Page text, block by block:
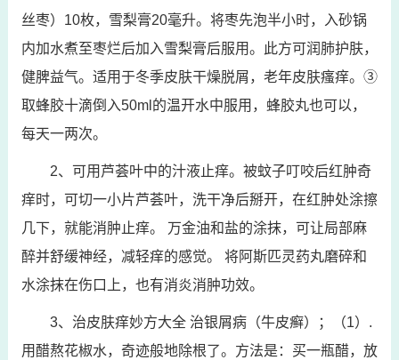
丝枣）10枚，雪梨膏20毫升。将枣先泡半小时，入砂锅
内加水煮至枣烂后加入雪梨膏后服用。此方可润肺护肤，
健脾益气。适用于冬季皮肤干燥脱屑，老年皮肤瘙痒。③
取蜂胶十滴倒入50ml的温开水中服用，蜂胶丸也可以，
每天一两次。
2、可用芦荟叶中的汁液止痒。被蚊子叮咬后红肿奇
痒时，可切一小片芦荟叶，洗干净后掰开，在红肿处涂擦
几下，就能消肿止痒。 万金油和盐的涂抹，可让局部麻
醉并舒缓神经，减轻痒的感觉。 将阿斯匹灵药丸磨碎和
水涂抹在伤口上，也有消炎消肿功效。
3、治皮肤痒妙方大全 治银屑病（牛皮癣）；（1）.
用醋熬花椒水，奇迹般地除根了。方法是：买一瓶醋，放